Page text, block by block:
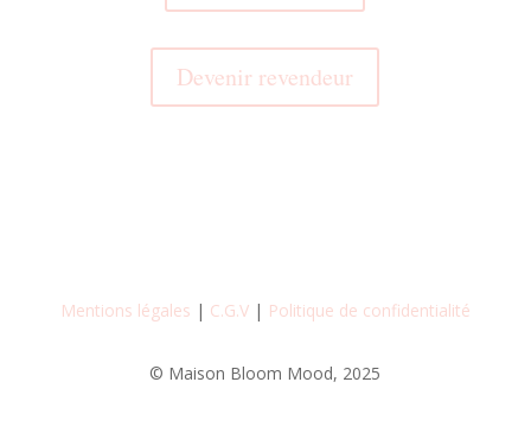
Devenir revendeur
Mentions légales | C.G.V| Politique de confidentialité
© Maison Bloom Mood, 2025